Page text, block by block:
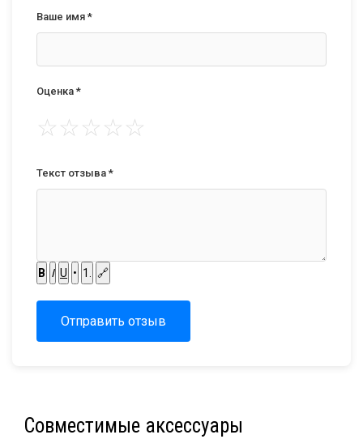
Ваше имя *
Оценка *
☆☆☆☆☆
Текст отзыва *
B I U • 1. 🔗
Отправить отзыв
Совместимые аксессуары